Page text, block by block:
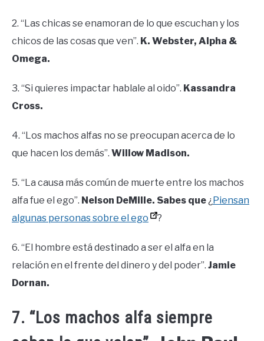
2. “Las chicas se enamoran de lo que escuchan y los
chicos de las cosas que ven”. K. Webster, Alpha &
Omega.
3. “Si quieres impactar hablale al oido”. Kassandra
Cross.
4. “Los machos alfas no se preocupan acerca de lo
que hacen los demás”. Willow Madison.
5. “La causa más común de muerte entre los machos
alfa fue el ego”. Nelson DeMille. Sabes que ¿ Piensan
algunas personas sobre el ego
?
6. “El hombre está destinado a ser el alfa en la
relación en el frente del dinero y del poder”. Jamie
Dornan.
7. “Los machos alfa siempre